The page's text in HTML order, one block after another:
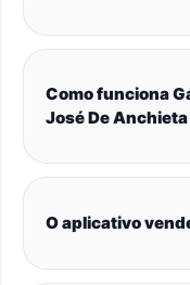
Como funciona
José De Anchieta
O aplicativo